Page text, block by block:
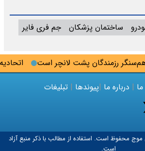
اتحادیه رزمندگان پشت لانچر است
ساختمان پزشکان جم فری فایر
| درباره ما |پیوندها | تبلیغات
موج محفوظ است. استفاده از مطالب با ذکر منبع آزاد
است.